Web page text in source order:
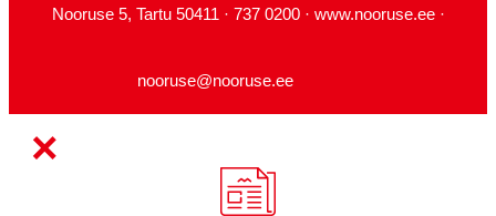
Nooruse 5, Tartu 50411 · 737 0200 · www.nooruse.ee ·
nooruse@nooruse.ee
×